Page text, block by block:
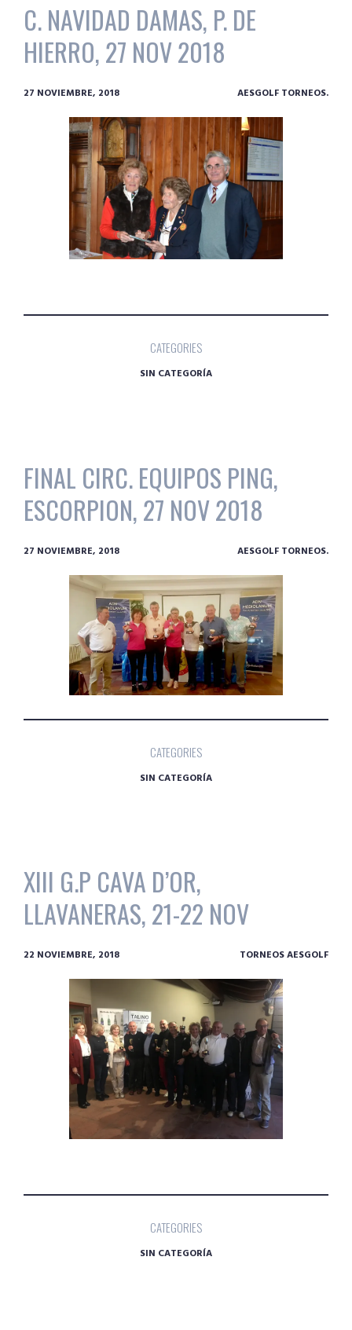
C. NAVIDAD DAMAS, P. DE
HIERRO, 27 NOV 2018
27 NOVIEMBRE, 2018 AESGOLF TORNEOS.
CATEGORIES
SIN CATEGORÍA
FINAL CIRC. EQUIPOS PING,
ESCORPION, 27 NOV 2018
27 NOVIEMBRE, 2018 AESGOLF TORNEOS.
CATEGORIES
SIN CATEGORÍA
XIII G.P CAVA D’OR,
LLAVANERAS, 21-22 NOV
22 NOVIEMBRE, 2018 TORNEOS AESGOLF
CATEGORIES
SIN CATEGORÍA